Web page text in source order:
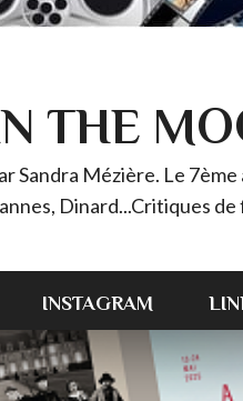
THE
Sandra Mézière. Le
Dinard...Critiques
INSTAGRAM